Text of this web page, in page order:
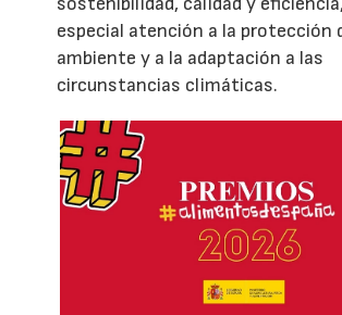
especial atención a la protección
ambiente y a la adaptación a las
circunstancias climáticas.